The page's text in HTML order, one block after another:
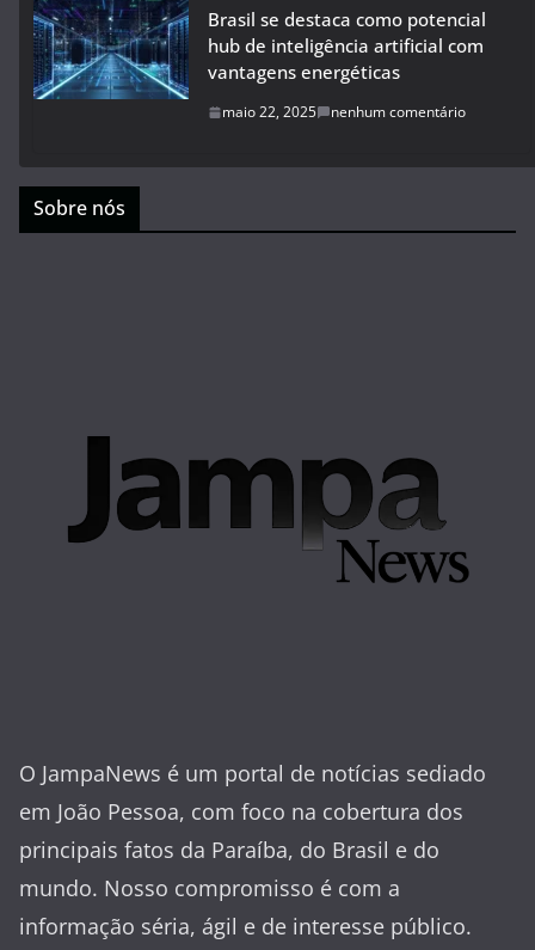
Brasil se destaca como potencial
hub de inteligência artificial com
vantagens energéticas
maio 22, 2025 nenhum comentário
Sobre nós
O JampaNews é um portal de notícias sediado
em João Pessoa, com foco na cobertura dos
principais fatos da Paraíba, do Brasil e do
mundo. Nosso compromisso é com a
informação séria, ágil e de interesse público.